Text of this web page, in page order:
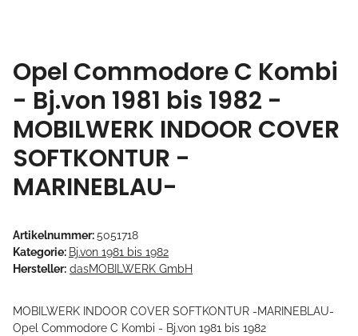
Opel Commodore C Kombi
- Bj.von 1981 bis 1982 -
MOBILWERK INDOOR COVER
SOFTKONTUR -
MARINEBLAU-
Artikelnummer:5051718
Kategorie: Bj.von 1981 bis 1982
Hersteller: dasMOBILWERK GmbH
MOBILWERK INDOOR COVER SOFTKONTUR -MARINEBLAU-
Opel Commodore C Kombi - Bj.von 1981 bis 1982